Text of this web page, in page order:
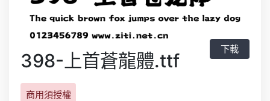
398-上首蒼龍體.ttf
下載
商用須授權